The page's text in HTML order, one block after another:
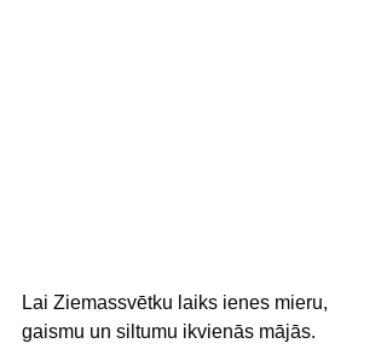
Lai Ziemassvētku laiks ienes mieru,
gaismu un siltumu ikvienās mājās.